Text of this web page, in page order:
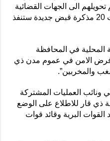
الى الجهات القضائية
لينالوا الجزاء العادل، فيما صدرت 20 مذكرة قبض جديدة ستنفذ
المحلية في المحافظة
فرض الامن في عموم مدن ذي
والمخربين”.
ونائب العمليات المشتركة
ذي قار للاطلاع على الوضع
القوات البرية وقائد قوات